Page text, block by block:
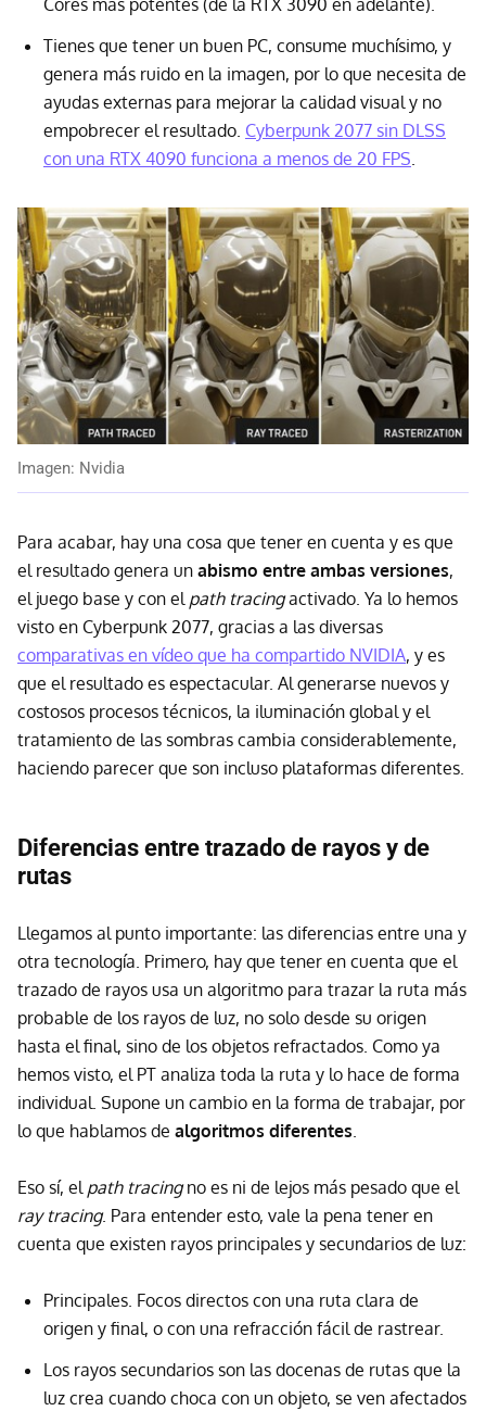
Cores más potentes (de la RTX 3090 en adelante).
Tienes que tener un buen PC, consume muchísimo, y
genera más ruido en la imagen, por lo que necesita de
ayudas externas para mejorar la calidad visual y no
empobrecer el resultado. Cyberpunk 2077 sin DLSS
con una RTX 4090 funciona a menos de 20 FPS.
Imagen: Nvidia
Para acabar, hay una cosa que tener en cuenta y es que
el resultado genera un abismo entre ambas versiones,
el juego base y con el path tracingactivado. Ya lo hemos
visto en Cyberpunk 2077, gracias a las diversas
comparativas en vídeo que ha compartido NVIDIA, y es
que el resultado es espectacular. Al generarse nuevos y
costosos procesos técnicos, la iluminación global y el
tratamiento de las sombras cambia considerablemente,
haciendo parecer que son incluso plataformas diferentes.
Diferencias entre trazado de rayos y de
rutas
Llegamos al punto importante: las diferencias entre una y
otra tecnología. Primero, hay que tener en cuenta que el
trazado de rayos usa un algoritmo para trazar la ruta más
probable de los rayos de luz, no solo desde su origen
hasta el final, sino de los objetos refractados. Como ya
hemos visto, el PT analiza toda la ruta y lo hace de forma
individual. Supone un cambio en la forma de trabajar, por
lo que hablamos de algoritmos diferentes.
Eso sí, el path tracingno es ni de lejos más pesado que el
ray tracing. Para entender esto, vale la pena tener en
cuenta que existen rayos principales y secundarios de luz:
Principales. Focos directos con una ruta clara de
origen y final, o con una refracción fácil de rastrear.
Los rayos secundarios son las docenas de rutas que la
luz crea cuando choca con un objeto, se ven afectados